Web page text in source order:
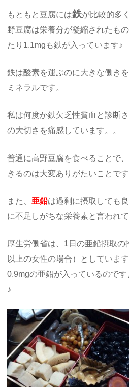
もともと豆腐には鉄が比較的多
野豆腐は栄養分が凝縮されたも
たり1.1mgも鉄が入っています♪
鉄は酸素を運ぶのに大きな働き
ミネラルです。
私は何度か鉄欠乏性貧血と診断
の大切さを痛感しています。。
普通に高野豆腐を食べることで
きるのは大変ありがたいことで
また、 亜鉛は過剰に摂取しても
に不足しがちな栄養素と言われて
厚生労働省は、1日の亜鉛摂取
以上の女性の場合）としていま
0.9mgの亜鉛が入っているので
♪